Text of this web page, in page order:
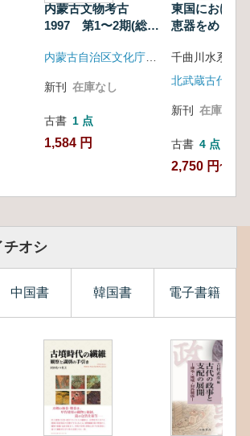
内蒙古文物考古
1997 第1〜2期(総
新刊 在庫なし
古書 1 点
1,584 円
東国における
恵器をめぐる
冊 2冊セッ
新刊 在庫なし
古書 4 点
2,750 円~
チオシ
中国書 韓国書 電子書籍